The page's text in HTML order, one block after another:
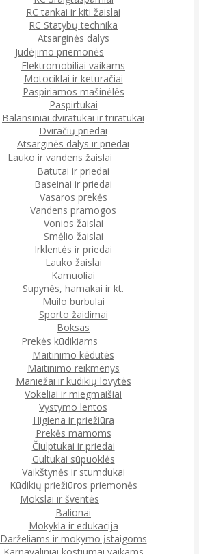
RC tankai ir kiti žaislai
RC Statybų technika
Atsarginės dalys
Judėjimo priemonės
Elektromobiliai vaikams
Motociklai ir keturačiai
Paspiriamos mašinėlės
Paspirtukai
Balansiniai dviratukai ir triratukai
Dviračių priedai
Atsarginės dalys ir priedai
Lauko ir vandens žaislai
Batutai ir priedai
Baseinai ir priedai
Vasaros prekės
Vandens pramogos
Vonios žaislai
Smėlio žaislai
Irklentės ir priedai
Lauko žaislai
Kamuoliai
Supynės, hamakai ir kt.
Muilo burbulai
Sporto žaidimai
Boksas
Prekės kūdikiams
Maitinimo kėdutės
Maitinimo reikmenys
Maniežai ir kūdikių lovytės
Vokeliai ir miegmaišiai
Vystymo lentos
Higiena ir priežiūra
Prekės mamoms
Čiulptukai ir priedai
Gultukai sūpuoklės
Vaikštynės ir stumdukai
Kūdikių priežiūros priemonės
Mokslai ir šventės
Balionai
Mokykla ir edukacija
Darželiams ir mokymo įstaigoms
Karnavaliniai kostiumai vaikams